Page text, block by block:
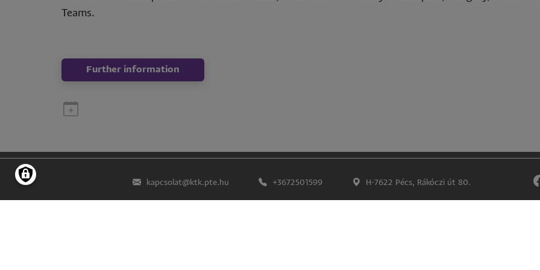
Teams.
Further information
kapcsolat@ktk.pte.hu +3672501599 H-7622 Pécs, Rákóczi út 80.